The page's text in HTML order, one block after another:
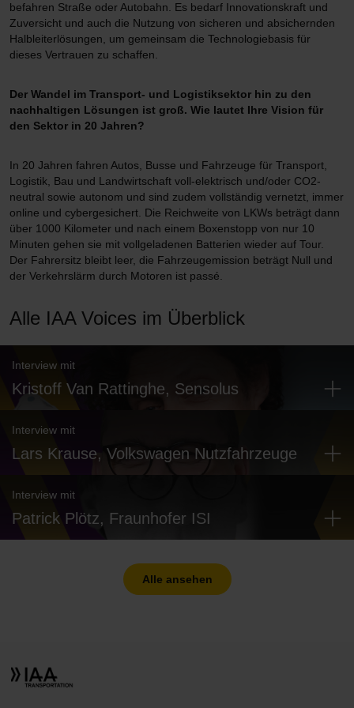
befahren Straße oder Autobahn. Es bedarf Innovationskraft und
Zuversicht und auch die Nutzung von sicheren und absichernden
Halbleiterlösungen, um gemeinsam die Technologiebasis für
dieses Vertrauen zu schaffen.
Der Wandel im Transport- und Logistiksektor hin zu den
nachhaltigen Lösungen ist groß. Wie lautet Ihre Vision für
den Sektor in 20 Jahren?
In 20 Jahren fahren Autos, Busse und Fahrzeuge für Transport,
Logistik, Bau und Landwirtschaft voll-elektrisch und/oder CO2-
neutral sowie autonom und sind zudem vollständig vernetzt, immer
online und cybergesichert. Die Reichweite von LKWs beträgt dann
über 1000 Kilometer und nach einem Boxenstopp von nur 10
Minuten gehen sie mit vollgeladenen Batterien wieder auf Tour.
Der Fahrersitz bleibt leer, die Fahrzeugemission beträgt Null und
der Verkehrslärm durch Motoren ist passé.
Alle IAA Voices im Überblick
Interview mit
Kristoff Van Rattinghe, Sensolus
Interview mit
Lars Krause, Volkswagen Nutzfahrzeuge
Interview mit
Patrick Plötz, Fraunhofer ISI
Alle ansehen